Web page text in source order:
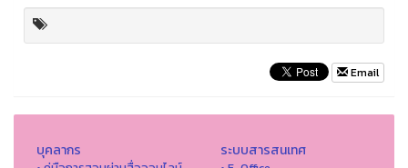
Email
บุคลากร ระบบสารสนเทศ